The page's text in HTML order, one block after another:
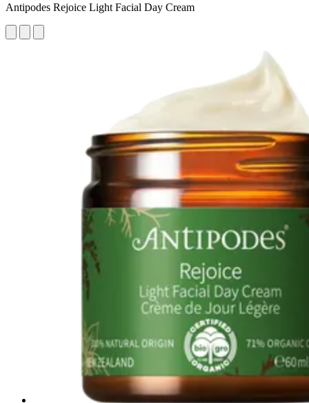
Antipodes Rejoice Light Facial Day Cream